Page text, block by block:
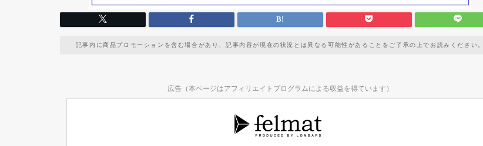
記事内に商品プロモーションを含む場合があり、記事内容が現在の状況とは異なる可能性があることをご了承の上でお読みください。
広告（本ページはアフィリエイトプログラムによる収益を得ています）